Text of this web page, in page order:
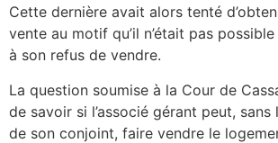
Cette dernière avait alors tenté
vente au motif qu’il n’était pas
à son refus de vendre.
La question soumise à la Cour de
de savoir si l’associé gérant peut, sans
de son conjoint, faire vendre le